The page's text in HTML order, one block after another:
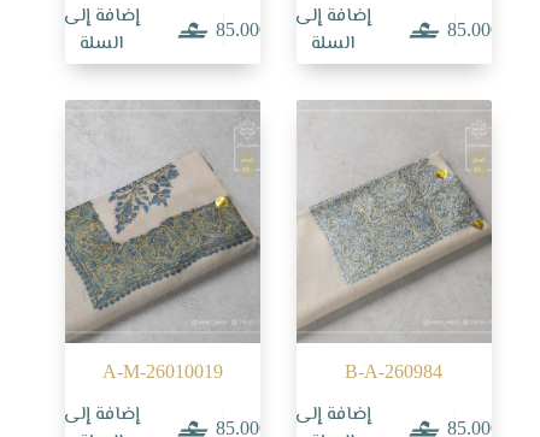
85.000
إضافة إلى
السلة
85.000
إضافة إلى
السلة
B-A-260984
85.000
إضافة إلى
A-M-26010019
85.000
إضافة إلى